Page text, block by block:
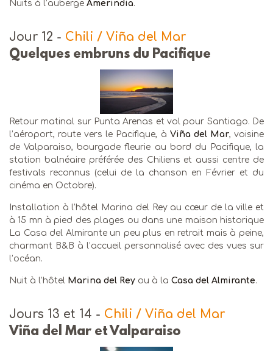
Nuits à l’auberge Amerindia.
Jour 12 - Chili / Viña del Mar
Quelques embruns du Pacifique
Retour matinal sur Punta Arenas et vol pour Santiago. De
l’aéroport, route vers le Pacifique, à Viña del Mar, voisine
de Valparaiso, bourgade fleurie au bord du Pacifique, la
station balnéaire préférée des Chiliens et aussi centre de
festivals reconnus (celui de la chanson en Février et du
cinéma en Octobre).
Installation à l’hôtel Marina del Rey au cœur de la ville et
à 15 mn à pied des plages ou dans une maison historique
La Casa del Almirante un peu plus en retrait mais à peine,
charmant B&B à l’accueil personnalisé avec des vues sur
l’océan.
Nuit à l’hôtel Marina del Rey ou à la Casa del Almirante.
Jours 13 et 14 - Chili / Viña del Mar
Viña del Mar et Valparaiso